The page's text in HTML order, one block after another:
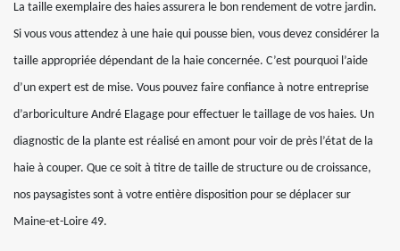
La taille exemplaire des haies assurera le bon rendement de votre jardin.
Si vous vous attendez à une haie qui pousse bien, vous devez considérer la
taille appropriée dépendant de la haie concernée. C’est pourquoi l’aide
d’un expert est de mise. Vous pouvez faire confiance à notre entreprise
d’arboriculture André Elagage pour effectuer le taillage de vos haies. Un
diagnostic de la plante est réalisé en amont pour voir de près l’état de la
haie à couper. Que ce soit à titre de taille de structure ou de croissance,
nos paysagistes sont à votre entière disposition pour se déplacer sur
Maine-et-Loire 49.